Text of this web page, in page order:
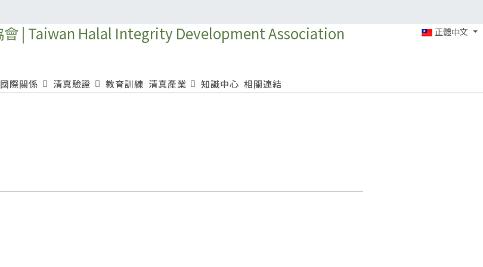
正體中文
國際關係 清真驗證 教育訓練 清真產業 知識中心 相關連結